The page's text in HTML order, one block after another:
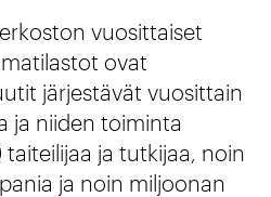
vuosittaiset
ovat
järjestävät vuosittain
ja niiden toiminta
ja tutkijaa, noin
ja noin miljoonan